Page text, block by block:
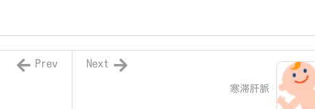
寒滞肝脈
Next
Prev